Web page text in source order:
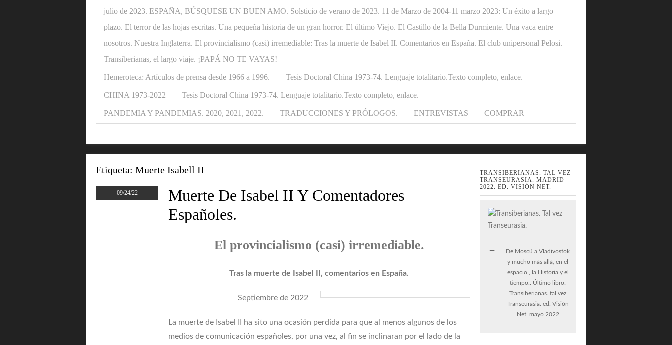
julio de 2023. ESPAÑA, BÚSQUESE UN BUEN AMO. Solsticio de verano de 2023. 11 de Marzo de 2004-11 marzo 2023: Un éxito a largo
plazo. El terror de las hojas escritas. Una pequeña historia de un gran horror. El último Viejo. El Castillo de la Bella Durmiente. Una vaca entre
nosotros. Nuestra Inglaterra. El provincialismo (casi) irremediable: Tras la muerte de Isabel II. Comentarios en España. El club unipersonal Pelosi.
Transiberianas, el largo viaje. ¡PAPÁ NO TE VAYAS!
Hemeroteca: Artículos de prensa desde 1966 a 1996. Tesis Doctoral China 1973-74. Lenguaje totalitario.Texto completo, enlace.
CHINA 1973-2022 Tesis Doctoral China 1973-74. Lenguaje totalitario.Texto completo, enlace.
PANDEMIA Y PANDEMIAS. 2020, 2021, 2022. TRADUCCIONES Y PRÓLOGOS. ENTREVISTAS COMPRAR
Etiqueta: Muerte Isabell II
09/24/22
Muerte De Isabel II Y Comentadores
Españoles.
El provincialismo (casi) irremediable.
Tras la muerte de Isabel II, comentarios en España.
Septiembre de 2022
La muerte de Isabel II ha sito una ocasión perdida para que al menos algunos de los
medios de comunicación españoles, por una vez, al fin se inclinaran por el lado de la
TRANSIBERIANAS. TAL VEZ
TRANSEURASIA. MADRID
2022. ED. VISIÓN NET.
De Moscú a Vladivostok
y mucho más allá, en el
espacio,, la Historia y el
tiempo.. Último libro:
Transiberianas. tal vez
Transeurasia. ed. Visión
Net. mayo 2022